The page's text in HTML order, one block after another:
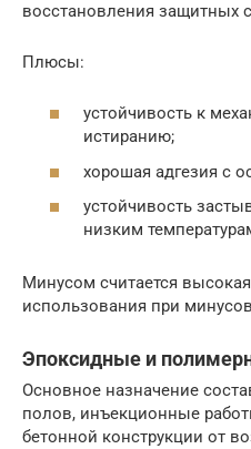
восстановления защитных
Плюсы:
устойчивость к
истиранию;
хорошая адгезия с
устойчивость
низким
Минусом считается
использования при
Эпоксидные и
Основное назначение
полов, инъекционные
бетонной конструкции от